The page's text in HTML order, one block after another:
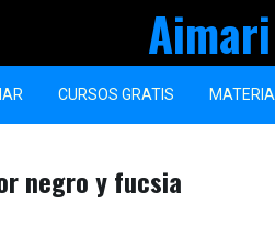
CURSOS GRATIS
negro y fucsia